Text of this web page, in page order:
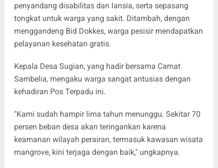
penyandang disabilitas dan lansia, serta sepasang
tongkat untuk warga yang sakit. Ditambah, dengan
menggandeng Bid Dokkes, warga pesisir mendapatkan
pelayanan kesehatan gratis.
Kepala Desa Sugian, yang hadir bersama Camat
Sambelia, mengaku warga sangat antusias dengan
kehadiran Pos Terpadu ini.
"Kami sudah hampir lima tahun menunggu. Sekitar 70
persen beban desa akan teringankan karena
keamanan wilayah perairan, termasuk kawasan wisata
mangrove, kini terjaga dengan baik," ungkapnya.